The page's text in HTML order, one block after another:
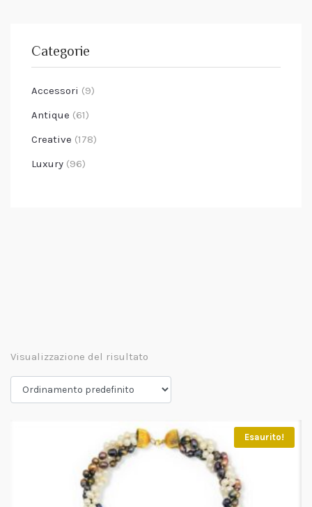
Visualizzazione del risultato
Esaurito!
Categorie
Accessori (9)
Antique (61)
Creative (178)
Luxury (96)